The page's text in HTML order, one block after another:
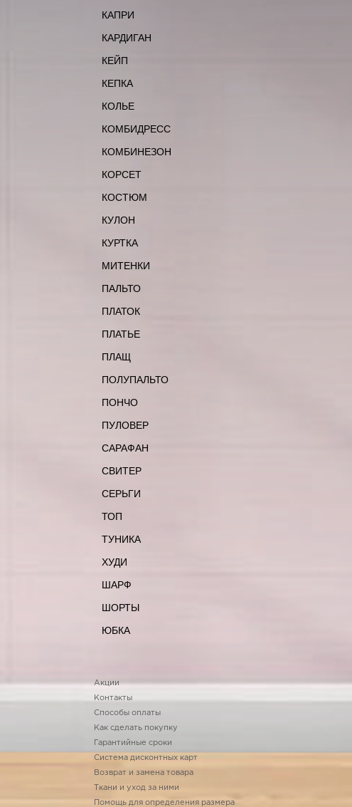
КАПРИ
КАРДИГАН
КЕЙП
КЕПКА
КОЛЬЕ
КОМБИДРЕСС
КОМБИНЕЗОН
КОРСЕТ
КОСТЮМ
КУЛОН
КУРТКА
МИТЕНКИ
ПАЛЬТО
ПЛАТОК
ПЛАТЬЕ
ПЛАЩ
ПОЛУПАЛЬТО
ПОНЧО
ПУЛОВЕР
САРАФАН
СВИТЕР
СЕРЬГИ
ТОП
ТУНИКА
ХУДИ
ШАРФ
ШОРТЫ
ЮБКА
Акции
Контакты
Способы оплаты
Как сделать покупку
Гарантийные сроки
Система дисконтных карт
Возврат и замена товара
Ткани и уход за ними
Помощь для определения размера